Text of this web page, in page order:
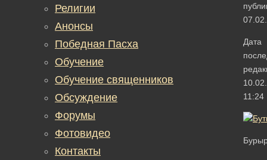
Дата
11:24
Религии
Анонсы
Победная Пасха
Обучение
Обучение священников
Обсуждение
Форумы
Фотовидео
Контакты